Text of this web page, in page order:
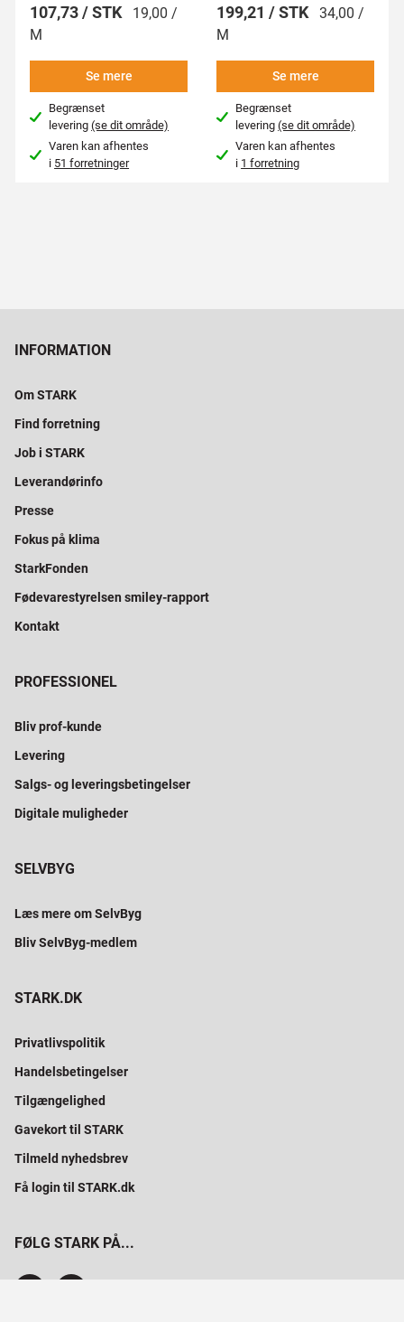
107,73 / STK
19,00 /
M
Se mere
Begrænset
levering(se dit område)
Varen kan afhentes
i 51 forretninger
199,21 / STK 34,00 /
M
Se mere
Begrænset
levering(se dit område)
Varen kan afhentes
i 1 forretning
INFORMATION
Om STARK
Find forretning
Job i STARK
Leverandørinfo
Presse
Fokus på klima
StarkFonden
Fødevarestyrelsen smiley-rapport
Kontakt
PROFESSIONEL
Bliv prof-kunde
Levering
Salgs- og leveringsbetingelser
Digitale muligheder
SELVBYG
Læs mere om SelvByg
Bliv SelvByg-medlem
STARK.DK
Privatlivspolitik
Handelsbetingelser
Tilgængelighed
Gavekort til STARK
Tilmeld nyhedsbrev
Få login til STARK.dk
FØLG STARK PÅ...